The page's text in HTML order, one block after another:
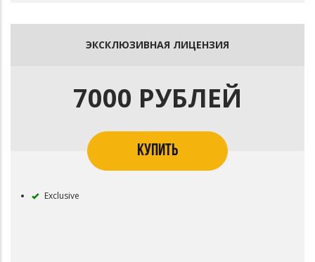
ЭКСКЛЮЗИВНАЯ ЛИЦЕНЗИЯ
7000 РУБЛЕЙ
КУПИТЬ
Exclusive